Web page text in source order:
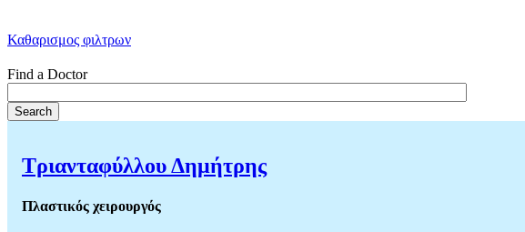
Καθαρισμος φιλτρων
Find a Doctor
Τριανταφύλλου Δημήτρης
Πλαστικός χειρουργός